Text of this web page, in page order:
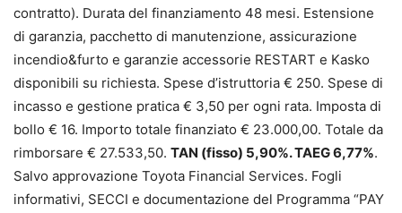
contratto). Durata del finanziamento 48 mesi. Estensione
di garanzia, pacchetto di manutenzione, assicurazione
incendio&furto e garanzie accessorie RESTART e Kasko
disponibili su richiesta. Spese d’istruttoria € 250. Spese di
incasso e gestione pratica € 3,50 per ogni rata. Imposta di
bollo € 16. Importo totale finanziato € 23.000,00. Totale da
rimborsare € 27.533,50. TAN (fisso) 5,90%. TAEG 6,77%.
Salvo approvazione Toyota Financial Services. Fogli
informativi, SECCI e documentazione del Programma “PAY